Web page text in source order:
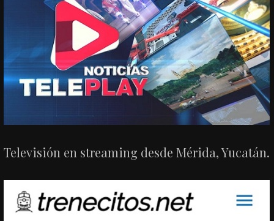
Televisión en streaming desde Mérida, Yucatán.